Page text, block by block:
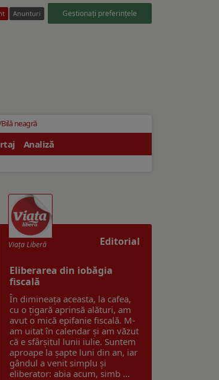
Anunturi Gestionați preferințele
neagră
Analiză
Editorial
Viaţa Liberă
Eliberarea din iobăgia
fiscală
În dimineața aceasta, la cafea,
cu o țigară aprinsă alături, am
avut o mică epifanie fiscală. M-
am uitat în calendar și am văzut
că e sfârșitul lunii iulie. Suntem
aproape la șapte luni din an, iar
gândul a venit simplu și
eliberator: abia acum, simb ...